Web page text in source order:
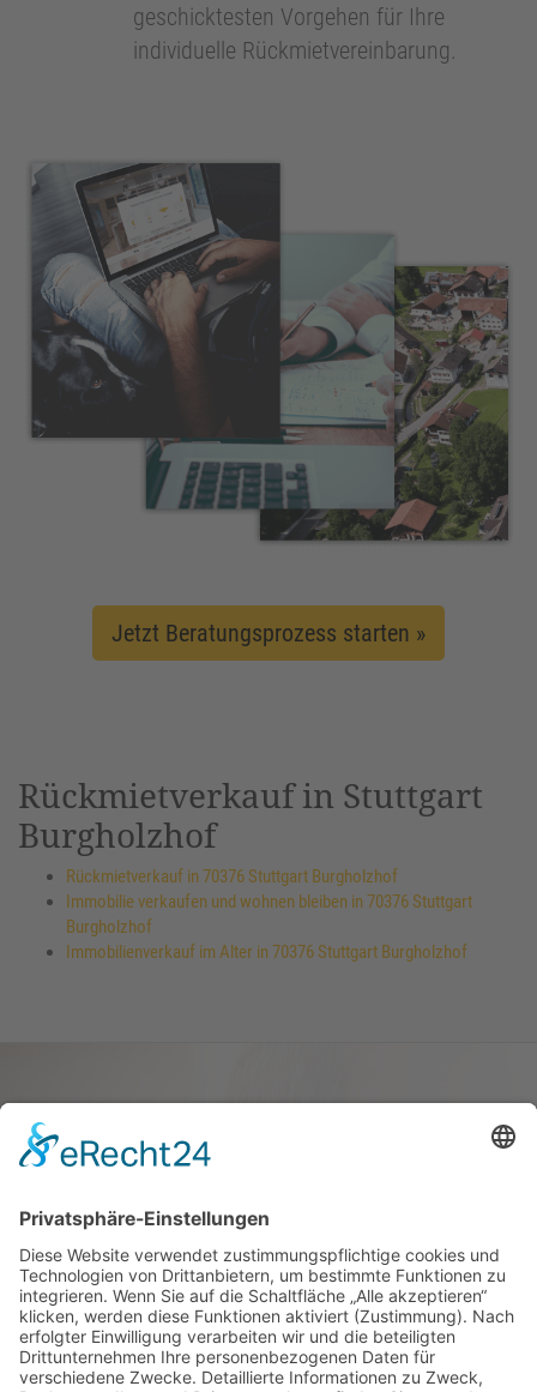
geschicktesten Vorgehen für Ihre
individuelle Rückmietvereinbarung.
Jetzt Beratungsprozess starten »
Rückmietverkauf in Stuttgart
Burgholzhof
Rückmietverkauf in 70376 Stuttgart Burgholzhof
Immobilie verkaufen und wohnen bleiben in 70376 Stuttgart
Burgholzhof
Immobilienverkauf im Alter in 70376 Stuttgart Burgholzhof
verkaufen und darin
wohnen bleiben
Verkaufen Sie Ihr Haus oder Ihre
Eigen­tums­woh­nung und bleiben Sie
darin wohnen.